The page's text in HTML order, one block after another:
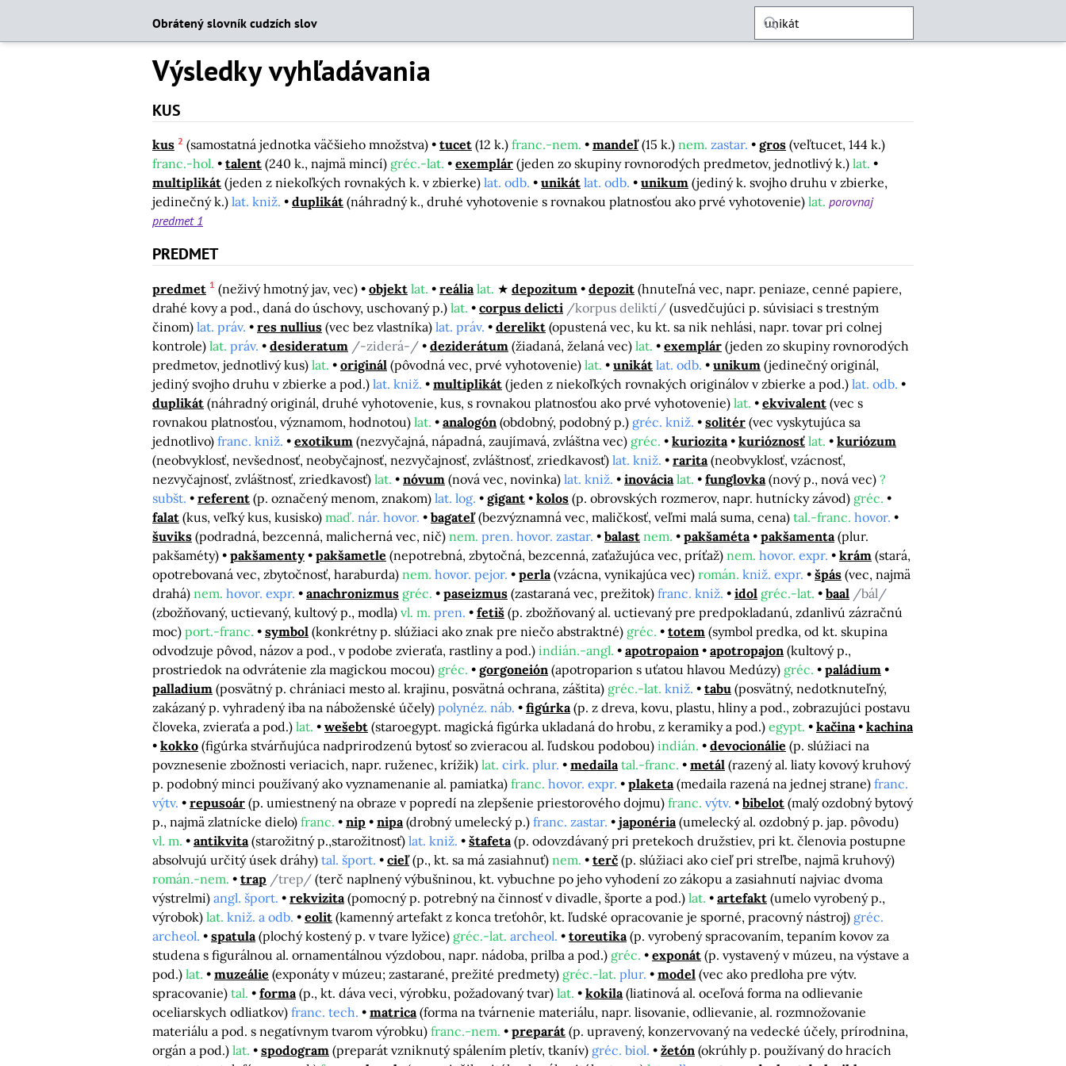
Obrátený slovník cudzích slov
Výsledky vyhľadávania
KUS
kus 2 (samostatná jednotka väčšieho množstva) tucet (12 k.) franc.-nem. mandeľ (15 k.) nem. zastar. gros (veľtucet, 144 k.)
franc.-hol.
talent (240 k., najmä mincí) gréc.-lat. exemplár (jeden zo skupiny rovnorodých predmetov, jednotlivý k.) lat.
multiplikát (jeden z niekoľkých rovnakých k. v zbierke) lat. odb. unikát lat. odb. unikum (jediný k. svojho druhu v zbierke,
jedinečný k.) lat. kniž. duplikát (náhradný k., druhé vyhotovenie s rovnakou platnosťou ako prvé vyhotovenie) lat. porovnaj
predmet 1
PREDMET
predmet 1 (neživý hmotný jav, vec) objekt lat. reália lat. depozitum depozit (hnuteľná vec, napr. peniaze, cenné papiere,
drahé kovy a pod., daná do úschovy, uschovaný p.) lat. corpus delicti /korpus deliktí/ (usvedčujúci p. súvisiaci s trestným
činom) lat. práv. res nullius (vec bez vlastníka) lat. práv. derelikt (opustená vec, ku kt. sa nik nehlási, napr. tovar pri colnej
kontrole) lat. práv. desideratum /-ziderá-/ deziderátum (žiadaná, želaná vec) lat. exemplár (jeden zo skupiny rovnorodých
predmetov, jednotlivý kus) lat. originál (pôvodná vec, prvé vyhotovenie) lat. unikát lat. odb. unikum (jedinečný originál,
jediný svojho druhu v zbierke a pod.) lat. kniž. multiplikát (jeden z niekoľkých rovnakých originálov v zbierke a pod.) lat. odb.
duplikát (náhradný originál, druhé vyhotovenie, kus, s rovnakou platnosťou ako prvé vyhotovenie) lat. ekvivalent (vec s
rovnakou platnosťou, významom, hodnotou) lat. analogón (obdobný, podobný p.) gréc. kniž. solitér (vec vyskytujúca sa
jednotlivo) franc. kniž. exotikum (nezvyčajná, nápadná, zaujímavá, zvláštna vec) gréc. kuriozita kurióznosť lat.
kuriózum
(neobvyklosť, nevšednosť, neobyčajnosť, nezvyčajnosť, zvláštnosť, zriedkavosť) lat. kniž. rarita (neobvyklosť, vzácnosť,
nezvyčajnosť, zvláštnosť, zriedkavosť) lat. nóvum (nová vec, novinka) lat. kniž. inovácia lat. funglovka (nový p., nová vec) ?
subšt.
referent (p. označený menom, znakom) lat. log. gigant kolos (p. obrovských rozmerov, napr. hutnícky závod) gréc.
falat (kus, veľký kus, kusisko) maď. nár. hovor. bagateľ (bezvýznamná vec, maličkosť, veľmi malá suma, cena) tal.-franc. hovor.
šuviks (podradná, bezcenná, malicherná vec, nič) nem. pren. hovor. zastar. balast nem. pakšaméta pakšamenta (plur.
pakšaméty)
pakšamenty pakšametle (nepotrebná, zbytočná, bezcenná, zaťažujúca vec, príťaž) nem. hovor. expr. krám (stará,
opotrebovaná vec, zbytočnosť, haraburda) nem. hovor. pejor. perla (vzácna, vynikajúca vec) román. kniž. expr. špás (vec, najmä
drahá) nem. hovor. expr. anachronizmus gréc. paseizmus (zastaraná vec, prežitok) franc. kniž. idol gréc.-lat. baal /bál/
(zbožňovaný, uctievaný, kultový p., modla) vl. m. pren. fetiš (p. zbožňovaný al. uctievaný pre predpokladanú, zdanlivú zázračnú
moc) port.-franc. symbol (konkrétny p. slúžiaci ako znak pre niečo abstraktné) gréc. totem (symbol predka, od kt. skupina
odvodzuje pôvod, názov a pod., v podobe zvieraťa, rastliny a pod.) indián.-angl. apotropaion apotropajon (kultový p.,
prostriedok na odvrátenie zla magickou mocou) gréc. gorgoneión (apotroparion s uťatou hlavou Medúzy) gréc.
paládium
palladium (posvätný p. chrániaci mesto al. krajinu, posvätná ochrana, záštita) gréc.-lat. kniž. tabu (posvätný, nedotknuteľný,
zakázaný p. vyhradený iba na náboženské účely) polynéz. náb. figúrka (p. z dreva, kovu, plastu, hliny a pod., zobrazujúci postavu
človeka, zvieraťa a pod.) lat. wešebt (staroegypt. magická figúrka ukladaná do hrobu, z keramiky a pod.) egypt. kačina
kachina
kokko (figúrka stvárňujúca nadprirodzenú bytosť so zvieracou al. ľudskou podobou) indián. devocionálie (p. slúžiaci na
povznesenie zbožnosti veriacich, napr. ruženec, krížik) lat. cirk. plur. medaila tal.-franc. metál (razený al. liaty kovový kruhový
p. podobný minci používaný ako vyznamenanie al. pamiatka) franc. hovor. expr. plaketa (medaila razená na jednej strane) franc.
výtv.
repusoár (p. umiestnený na obraze v popredí na zlepšenie priestorového dojmu) franc. výtv. bibelot (malý ozdobný bytový
p., najmä zlatnícke dielo) franc. nip nipa (drobný umelecký p.) franc. zastar. japonéria (umelecký al. ozdobný p. jap. pôvodu)
vl. m.
antikvita (starožitný p.,starožitnosť) lat. kniž. štafeta (p. odovzdávaný pri pretekoch družstiev, pri kt. členovia postupne
absolvujú určitý úsek dráhy) tal. šport. cieľ (p., kt. sa má zasiahnuť) nem. terč (p. slúžiaci ako cieľ pri streľbe, najmä kruhový)
román.-nem.
trap /trep/ (terč naplnený výbušninou, kt. vybuchne po jeho vyhodení zo zákopu a zasiahnutí najviac dvoma
výstrelmi) angl. šport. rekvizita (pomocný p. potrebný na činnosť v divadle, športe a pod.) lat. artefakt (umelo vyrobený p.,
výrobok) lat. kniž. a odb. eolit (kamenný artefakt z konca treťohôr, kt. ľudské opracovanie je sporné, pracovný nástroj) gréc.
archeol.
spatula (plochý kostený p. v tvare lyžice) gréc.-lat. archeol. toreutika (p. vyrobený spracovaním, tepaním kovov za
studena s figurálnou al. ornamentálnou výzdobou, napr. nádoba, prilba a pod.) gréc. exponát (p. vystavený v múzeu, na výstave a
pod.) lat. muzeálie (exponáty v múzeu; zastarané, prežité predmety) gréc.-lat. plur. model (vec ako predloha pre výtv.
spracovanie) tal. forma (p., kt. dáva veci, výrobku, požadovaný tvar) lat. kokila (liatinová al. oceľová forma na odlievanie
oceliarskych odliatkov) franc. tech. matrica (forma na tvárnenie materiálu, napr. lisovanie, odlievanie, al. rozmnožovanie
materiálu a pod. s negatívnym tvarom výrobku) franc.-nem. preparát (p. upravený, konzervovaný na vedecké účely, prírodnina,
orgán a pod.) lat. spodogram (preparát vzniknutý spálením pletív, tkanív) gréc. biol. žetón (okrúhly p. používaný do hracích